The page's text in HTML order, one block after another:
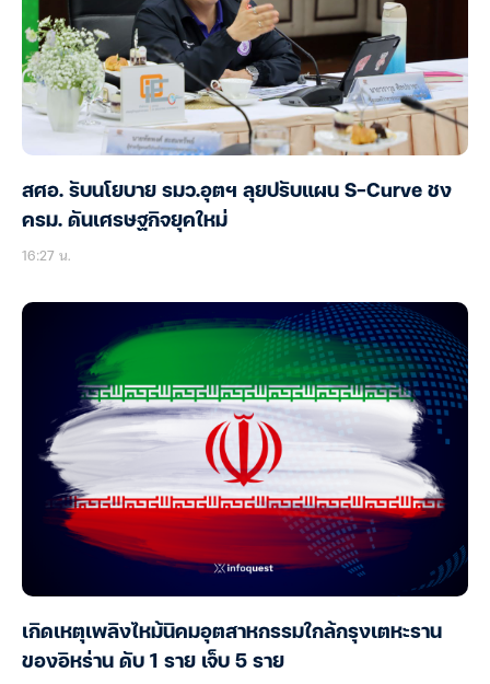
สศอ. รับนโยบาย รมว.อุตฯ ลุยปรับแผน S-Curve ชง
ครม. ดันเศรษฐกิจยุคใหม่
16:27 น.
เกิดเหตุเพลิงไหม้นิคมอุตสาหกรรมใกล้กรุงเตหะราน
ของอิหร่าน ดับ 1 ราย เจ็บ 5 ราย